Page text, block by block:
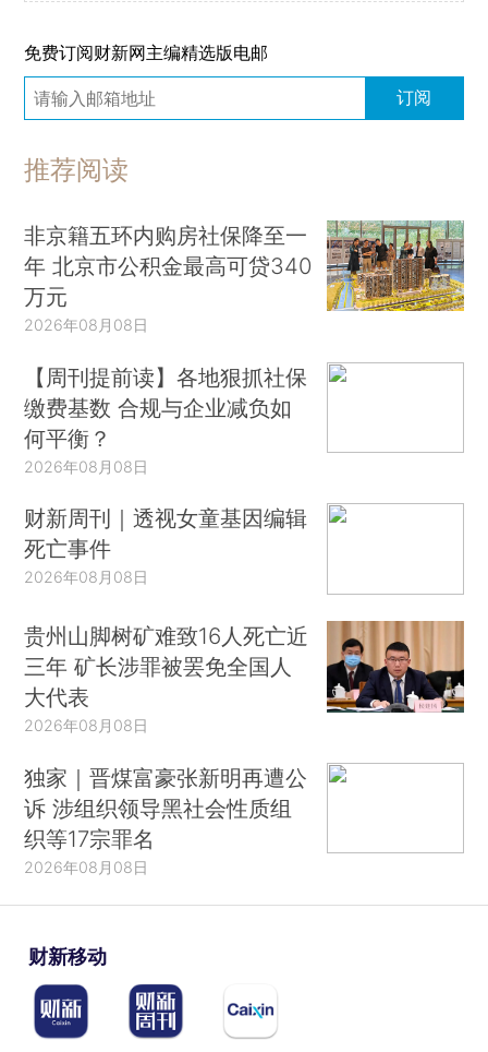
免费订阅财新网主编精选版电邮
订阅
推荐阅读
非京籍五环内购房社保降至一
年 北京市公积金最高可贷340
万元
2026年08月08日
【周刊提前读】各地狠抓社保
缴费基数 合规与企业减负如
何平衡？
2026年08月08日
财新周刊｜透视女童基因编辑
死亡事件
2026年08月08日
贵州山脚树矿难致16人死亡近
三年 矿长涉罪被罢免全国人
大代表
2026年08月08日
独家｜晋煤富豪张新明再遭公
诉 涉组织领导黑社会性质组
织等17宗罪名
2026年08月08日
财新移动